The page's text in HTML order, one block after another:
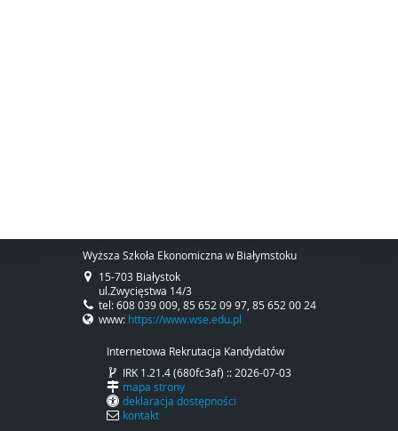
Wyższa Szkoła Ekonomiczna w Białymstoku
15-703 Białystok
ul.Zwycięstwa 14/3
tel: 608 039 009, 85 652 09 97, 85 652 00 24
www: https://www.wse.edu.pl
Internetowa Rekrutacja Kandydatów
IRK 1.21.4 (680fc3af) :: 2026-07-03
mapa strony
deklaracja dostępności
kontakt